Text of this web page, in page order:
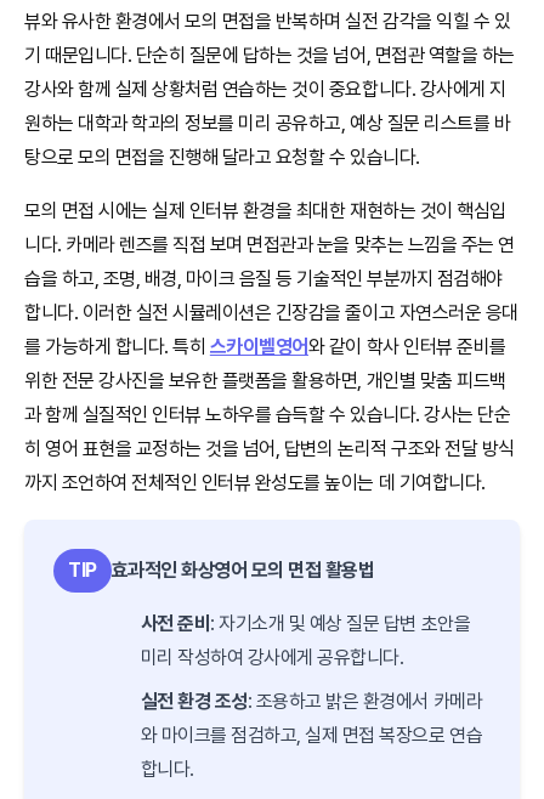
뷰와 유사한 환경에서 모의 면접을 반복하며 실전 감각을 익힐 수 있
기 때문입니다. 단순히 질문에 답하는 것을 넘어, 면접관 역할을 하는
강사와 함께 실제 상황처럼 연습하는 것이 중요합니다. 강사에게 지
원하는 대학과 학과의 정보를 미리 공유하고, 예상 질문 리스트를 바
탕으로 모의 면접을 진행해 달라고 요청할 수 있습니다.
모의 면접 시에는 실제 인터뷰 환경을 최대한 재현하는 것이 핵심입
니다. 카메라 렌즈를 직접 보며 면접관과 눈을 맞추는 느낌을 주는 연
습을 하고, 조명, 배경, 마이크 음질 등 기술적인 부분까지 점검해야
합니다. 이러한 실전 시뮬레이션은 긴장감을 줄이고 자연스러운 응대
를 가능하게 합니다. 특히 스카이벨영어와 같이 학사 인터뷰 준비를
위한 전문 강사진을 보유한 플랫폼을 활용하면, 개인별 맞춤 피드백
과 함께 실질적인 인터뷰 노하우를 습득할 수 있습니다. 강사는 단순
히 영어 표현을 교정하는 것을 넘어, 답변의 논리적 구조와 전달 방식
까지 조언하여 전체적인 인터뷰 완성도를 높이는 데 기여합니다.
TIP 효과적인 화상영어 모의 면접 활용법
사전 준비 : 자기소개 및 예상 질문 답변 초안을
미리 작성하여 강사에게 공유합니다.
실전 환경 조성: 조용하고 밝은 환경에서 카메라
와 마이크를 점검하고, 실제 면접 복장으로 연습
합니다.